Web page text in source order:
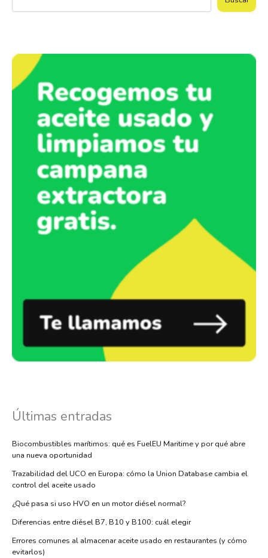
Últimas entradas
Biocombustibles marítimos: qué es FuelEU Maritime y por qué abre
una nueva oportunidad
Trazabilidad del UCO en Europa: cómo la Union Database cambia el
control del aceite usado
¿Qué pasa si uso HVO en un motor diésel normal?
Diferencias entre diésel B7, B10 y B100: cuál elegir
Errores comunes al almacenar aceite usado en restaurantes (y cómo
evitarlos)